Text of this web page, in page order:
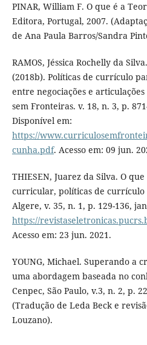
PINAR, William F. O que é a
Editora, Portugal, 2007.
de Ana Paula Barros/Sandra
RAMOS, Jéssica Rochelly da
(2018b). Políticas de currículo
entre negociações e
sem Fronteiras. v. 18, n. 3, p.
Disponível em:
https://
cunha.pdf. Acesso em: 09 jun.
THIESEN, Juarez da Silva. O
curricular, políticas de currículo
Algere, v. 35, n. 1, p. 129-136,
https://
Acesso em: 23 jun. 2021.
YOUNG, Michael. Superando a
uma abordagem baseada no
Cenpec, São Paulo, v.3, n. 2, p.
(Tradução de Leda Beck e
Louzano).